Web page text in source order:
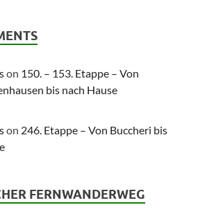
on 150. – 153. Etappe – Von
bis nach Hause
on 246. Etappe – Von Buccheri bis
FERNWANDERWEG